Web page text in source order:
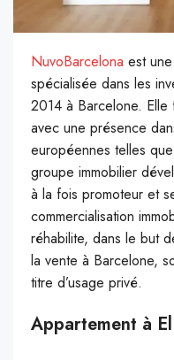
NuvoBarcelona est
spécialisée dans les
2014 à Barcelone.
avec une présence
européennes telles
groupe immobilier
à la fois promoteur et
commercialisation
réhabilite, dans le but
la vente à Barcelone,
titre d’usage privé.
Appartement à